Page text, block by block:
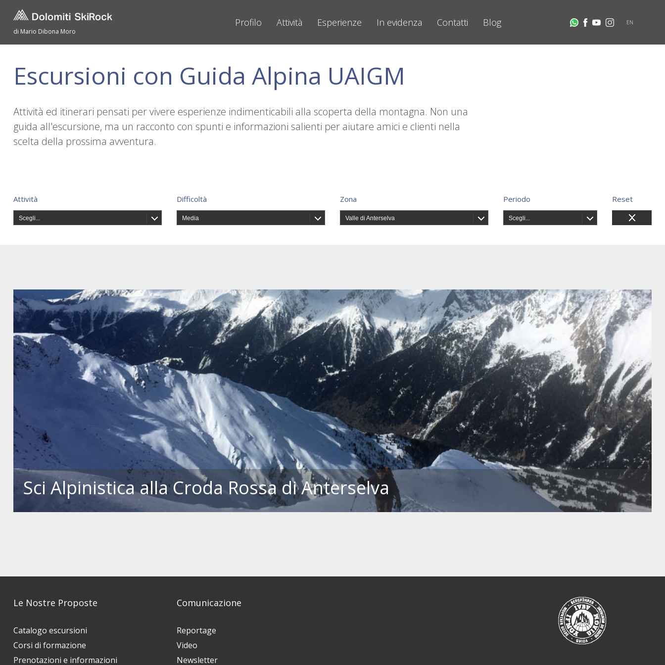
di Mario Dibona Moro
Profilo Attività Esperienze In evidenza Contatti Blog EN
Escursioni con Guida Alpina UAIGM
Attività ed itinerari pensati per vivere esperienze indimenticabili alla scoperta della montagna. Non una
guida all'escursione, ma un racconto con spunti e informazioni salienti per aiutare amici e clienti nella
scelta della prossima avventura.
Attività
Scegli...
Difficoltà
Media
Zona
Valle di Anterselva
Periodo
Scegli...
Reset
Sci Alpinistica alla Croda Rossa di Anterselva
Le Nostre Proposte
Catalogo escursioni
Corsi di formazione
Prenotazioni e informazioni
Comunicazione
Reportage
Video
Newsletter